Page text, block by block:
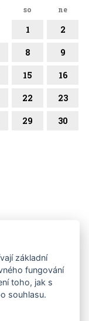
so ne
1 2
8 9
15 16
22 23
29 30
základní
fungování
toho, jak s
souhlasu.